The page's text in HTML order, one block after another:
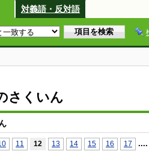
対義語・反対語
さくいん
11 12 13 14 15 16 17 ....